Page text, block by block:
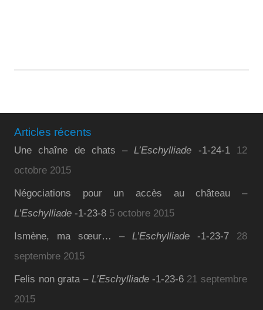
Articles récents
Une chaîne de chats –L’Eschylliade -1-24-1
12
octobre 2015
Négociations pour un accès au château –
L’Eschylliade -1-23-8 5 octobre 2015
Ismène, ma sœur… – L’Eschylliade-1-23-7
28
septembre 2015
Felis non grata – L’Eschylliade-1-23-6 21 septembre
2015